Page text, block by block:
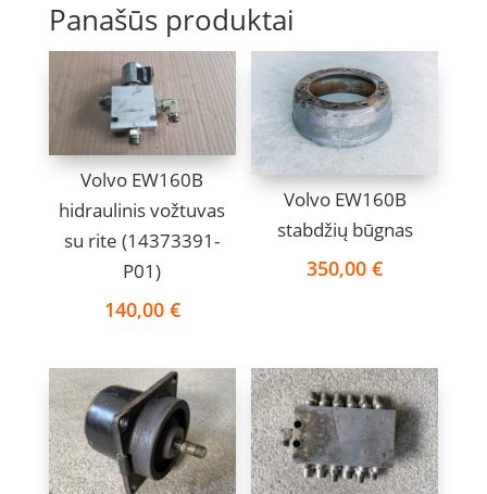
Panašūs produktai
Volvo EW160B
hidraulinis vožtuvas
su rite (14373391-
P01)
140,00 €
Volvo EW160B
stabdžių būgnas
350,00€